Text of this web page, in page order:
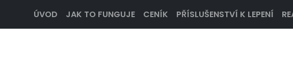
ÚVOD JAK TO FUNGUJE CENÍK PŘÍSLUŠENSTVÍ K LEPENÍ